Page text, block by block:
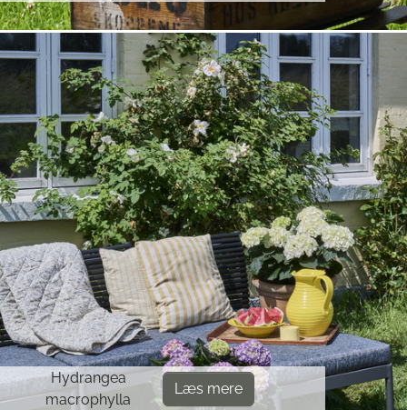
Hydrangea
macrophylla
Læs mere